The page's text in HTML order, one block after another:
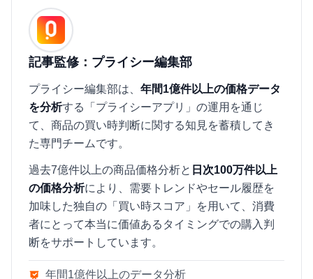
記事監修：プライシー編集部
プライシー編集部は、 年間1億件以上の価格データ
を分析する「プライシーアプリ」の運用を通じ
て、商品の買い時判断に関する知見を蓄積してき
た専門チームです。
過去7億件以上の商品価格分析と 日次100万件以上
の価格分析により、需要トレンドやセール履歴を
加味した独自の「買い時スコア」を用いて、消費
者にとって本当に価値あるタイミングでの購入判
断をサポートしています。
年間1億件以上のデータ分析